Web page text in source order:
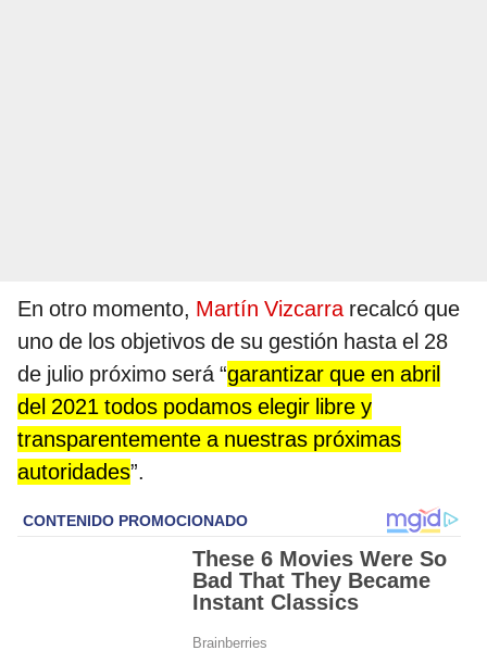
En otro momento, Martín Vizcarra recalcó que
uno de los objetivos de su gestión hasta el 28
de julio próximo será “garantizar que en abril
del 2021 todos podamos elegir libre y
transparentemente a nuestras próximas
autoridades”.